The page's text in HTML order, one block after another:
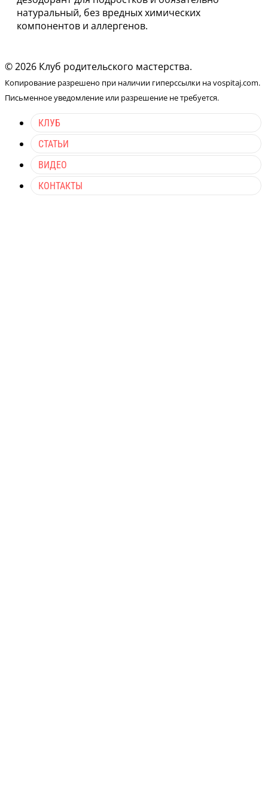
натуральный, без вредных химических
компонентов и аллергенов.
© 2026 Клуб родительского мастерства.
Копирование разрешено при наличии гиперссылки на vospitaj.com.
Письменное уведомление или разрешение не требуется.
КЛУБ
СТАТЬИ
ВИДЕО
КОНТАКТЫ